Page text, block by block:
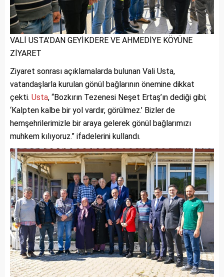
VALİ USTA’DAN GEYİKDERE VE AHMEDİYE KÖYÜNE
ZİYARET
Ziyaret sonrası açıklamalarda bulunan Vali Usta,
vatandaşlarla kurulan gönül bağlarının önemine dikkat
çekti. Usta, “Bozkırın Tezenesi Neşet Ertaş’ın dediği gibi;
‘Kalpten kalbe bir yol vardır, görülmez.’ Bizler de
hemşehrilerimizle bir araya gelerek gönül bağlarımızı
muhkem kılıyoruz.” ifadelerini kullandı.